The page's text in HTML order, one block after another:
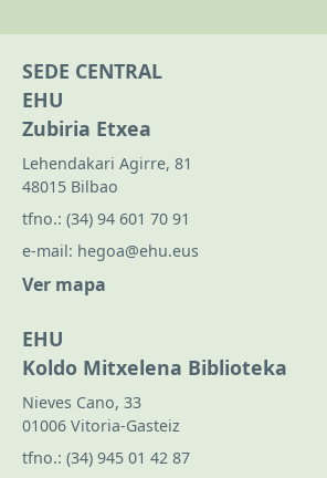
SEDE CENTRAL
EHU
Zubiria Etxea
Lehendakari Agirre, 81
48015 Bilbao
tfno.: (34) 94 601 70 91
e-mail: hegoa@ehu.eus
Ver mapa
EHU
Koldo Mitxelena Biblioteka
Nieves Cano, 33
01006 Vitoria-Gasteiz
tfno.: (34) 945 01 42 87